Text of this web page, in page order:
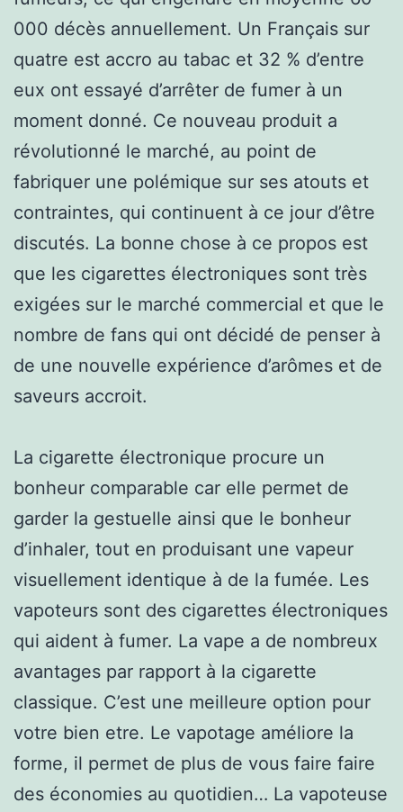
000 décès annuellement. Un Français sur
quatre est accro au tabac et 32 % d’entre
eux ont essayé d’arrêter de fumer à un
moment donné. Ce nouveau produit a
révolutionné le marché, au point de
fabriquer une polémique sur ses atouts et
contraintes, qui continuent à ce jour d’être
discutés. La bonne chose à ce propos est
que les cigarettes électroniques sont très
exigées sur le marché commercial et que le
nombre de fans qui ont décidé de penser à
de une nouvelle expérience d’arômes et de
saveurs accroit.
La cigarette électronique procure un
bonheur comparable car elle permet de
garder la gestuelle ainsi que le bonheur
d’inhaler, tout en produisant une vapeur
visuellement identique à de la fumée. Les
vapoteurs sont des cigarettes électroniques
qui aident à fumer. La vape a de nombreux
avantages par rapport à la cigarette
classique. C’est une meilleure option pour
votre bien etre. Le vapotage améliore la
forme, il permet de plus de vous faire faire
des économies au quotidien… La vapoteuse